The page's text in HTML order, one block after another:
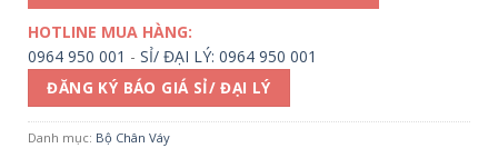
HOTLINE MUA HÀNG:
0964 950 001 - SỈ/ ĐẠI LÝ: 0964 950 001
ĐĂNG KÝ BÁO GIÁ SỈ/ ĐẠI LÝ
Danh mục: Bộ Chân Váy